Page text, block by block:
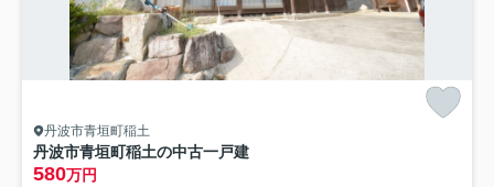
丹波市青垣町稲土
丹波市青垣町稲土の中古一戸建
580万円